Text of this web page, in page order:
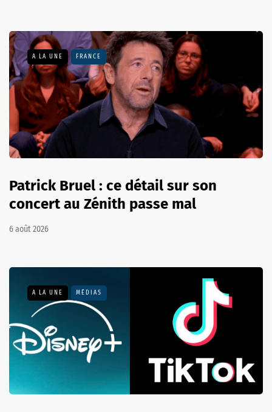
A LA UNE FRANCE
Patrick Bruel : ce détail sur son
concert au Zénith passe mal
6 août 2026
A LA UNE MÉDIAS